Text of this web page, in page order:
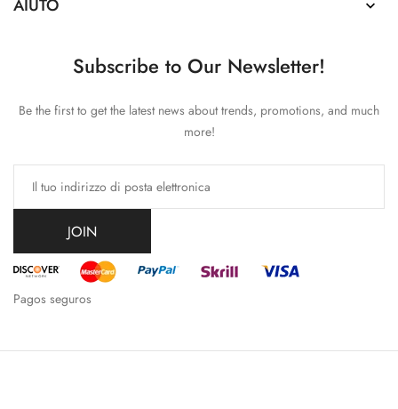
AIUTO 
Subscribe to Our Newsletter!
Be the first to get the latest news about trends, promotions, and much
more!
JOIN
Pagos seguros